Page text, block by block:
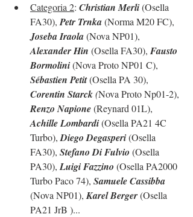
Categoria 2: Christian Merli (Osella
FA30), Petr Trnka (Norma M20 FC),
Joseba Iraola (Nova NP01),
Alexander Hin (Osella FA30), Fausto
Bormolini (Nova Proto NP01 C),
Sébastien Petit (Osella PA 30),
Corentin Starck (Nova Proto Np01-2),
Renzo Napione (Reynard 01L),
Achille Lombardi (Osella PA21 4C
Turbo), Diego Degasperi (Osella
FA30), Stefano Di Fulvio (Osella
PA30), Luigi Fazzino (Osella PA2000
Turbo Paco 74), Samuele Cassibba
(Nova NP01), Karel Berger (Osella
PA21 JrB )...